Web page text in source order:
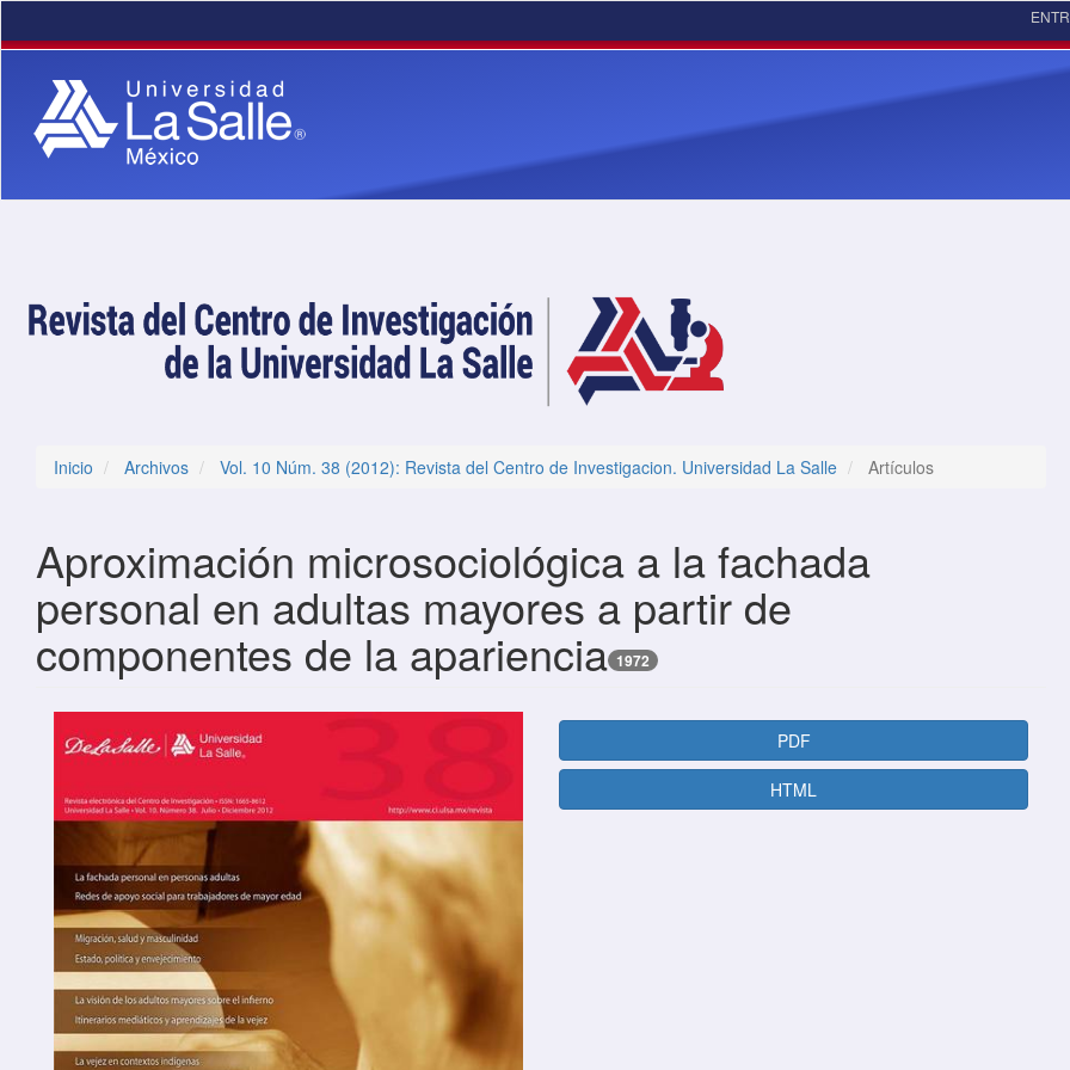
Contenido principal
Inicio Archivos Vol. 10 Núm. 38 (2012): Revista del Centro de Investigacion. Universidad La Salle Artículos
Aproximación microsociológica a la fachada
personal en adultas mayores a partir de
componentes de la apariencia 1972
Barra lateral del artículo PDF
HTML